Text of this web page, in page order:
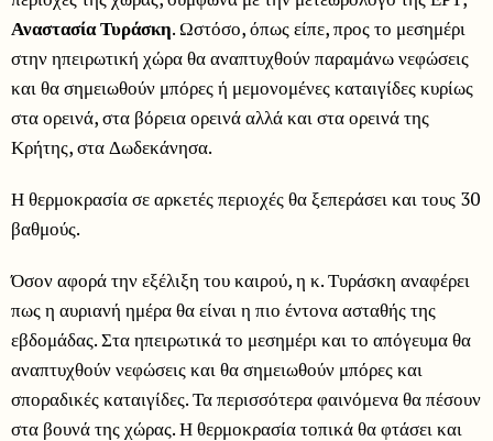
Αναστασία Τυράσκη. Ωστόσο, όπως είπε, προς το μεσημέρι
στην ηπειρωτική χώρα θα αναπτυχθούν παραμάνω νεφώσεις
και θα σημειωθούν μπόρες ή μεμονομένες καταιγίδες κυρίως
στα ορεινά, στα βόρεια ορεινά αλλά και στα ορεινά της
Κρήτης, στα Δωδεκάνησα.
Η θερμοκρασία σε αρκετές περιοχές θα ξεπεράσει και τους 30
βαθμούς.
Όσον αφορά την εξέλιξη του καιρού, η κ. Τυράσκη αναφέρει
πως η αυριανή ημέρα θα είναι η πιο έντονα ασταθής της
εβδομάδας. Στα ηπειρωτικά το μεσημέρι και το απόγευμα θα
αναπτυχθούν νεφώσεις και θα σημειωθούν μπόρες και
σποραδικές καταιγίδες. Τα περισσότερα φαινόμενα θα πέσουν
στα βουνά της χώρας. Η θερμοκρασία τοπικά θα φτάσει και